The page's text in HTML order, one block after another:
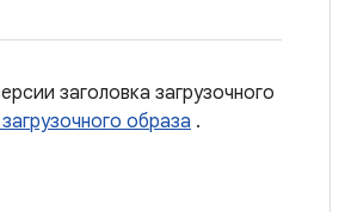
заголовка загрузочного
образа .